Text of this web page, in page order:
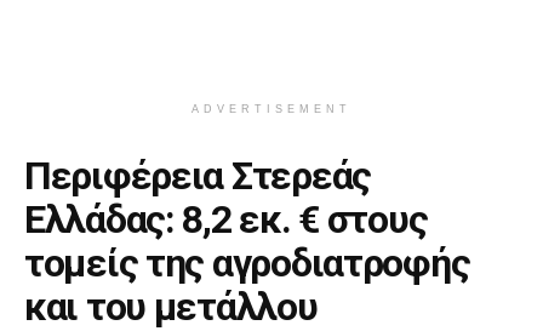
ADVERTISEMENT
Περιφέρεια Στερεάς
Ελλάδας: 8,2 εκ. € στους
τομείς της αγροδιατροφής
και του μετάλλου